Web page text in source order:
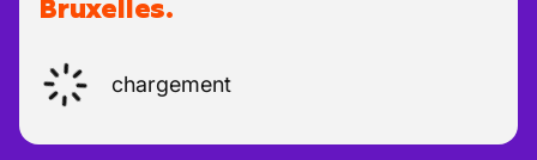
Bruxelles.
chargement